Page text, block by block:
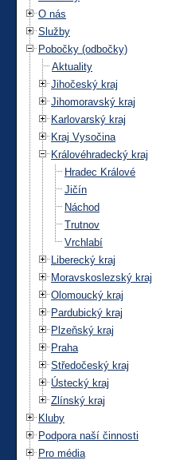
O nás
Služby
Pobočky (odbočky)
Aktuality
Jihočeský kraj
Jihomoravský kraj
Karlovarský kraj
Kraj Vysočina
Královéhradecký kraj
Hradec Králové
Jičín
Náchod
Trutnov
Vrchlabí
Liberecký kraj
Moravskoslezský kraj
Olomoucký kraj
Pardubický kraj
Plzeňský kraj
Praha
Středočeský kraj
Ústecký kraj
Zlínský kraj
Kluby
Podpora naší činnosti
Pro média